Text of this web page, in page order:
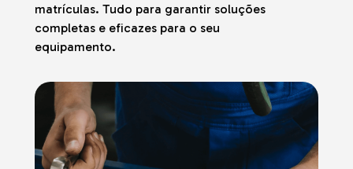
matrículas. Tudo para garantir soluções
completas e eficazes para o seu
equipamento.